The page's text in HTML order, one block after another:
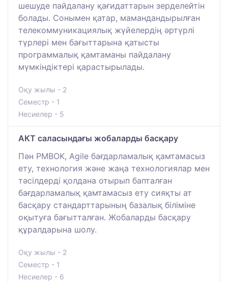
шешуде пайдалану қағидаттарын зерделейтін
болады. Сонымен қатар, мамандандырылған
телекоммуникациялық жүйелердің әртүрлі
түрлері мен бағыттарына қатысты
программалық қамтаманы пайдалану
мүмкіндіктері қарастырылады.
Оқу жылы - 2
Семестр - 1
Несиелер - 5
АКТ саласындағы жобаларды басқару
Пән PMBOK, Agile бағдарламалық қамтамасыз
ету, технология және жаңа технологиялар мен
тәсілдерді қолдана отырып бапталған
бағдарламалық қамтамасыз ету сияқты ат
басқару стандарттарының базалық біліміне
оқытуға бағытталған. Жобаларды басқару
құралдарына шолу.
Оқу жылы - 2
Семестр - 1
Несиелер - 6